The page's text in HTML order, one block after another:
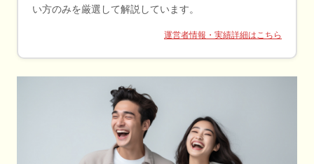
い方のみを厳選して解説しています。
運営者情報・実績詳細はこちら